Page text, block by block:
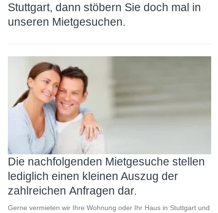
Stuttgart, dann stöbern Sie doch mal in
unseren Mietgesuchen.
Die nachfolgenden Mietgesuche stellen
lediglich einen kleinen Auszug der
zahlreichen Anfragen dar.
Gerne vermieten wir Ihre Wohnung oder Ihr Haus in Stuttgart und